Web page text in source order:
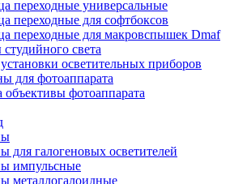
переходные универсальные
переходные для софтбоксов
переходные для макровспышек Dmaf
света
осветительных приборов
для фотоаппарата
фотоаппарата
для галогеновых осветителей
импульсные
металлогалоидные